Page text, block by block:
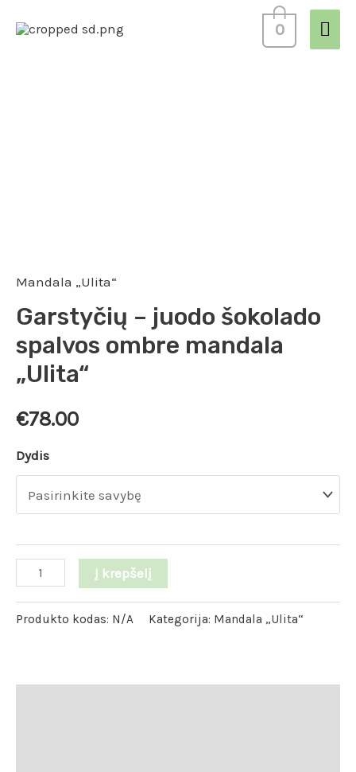
0
Mandala „Ulita“
Garstyčių – juodo šokolado
spalvos ombre mandala
„Ulita“
€78.00
Dydis
Į krepšelį
Produkto kodas: N/A Kategorija: Mandala „Ulita“